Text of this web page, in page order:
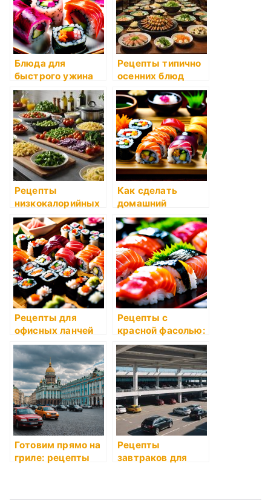
Блюда для
быстрого ужина
Рецепты типично
осенних блюд
Рецепты
низкокалорийных
блюд
Как сделать
домашний
постный сыр
Рецепты для
офисных ланчей
Рецепты с
красной фасолью:
как готовить
Готовим прямо на
гриле: рецепты
Рецепты
завтраков для